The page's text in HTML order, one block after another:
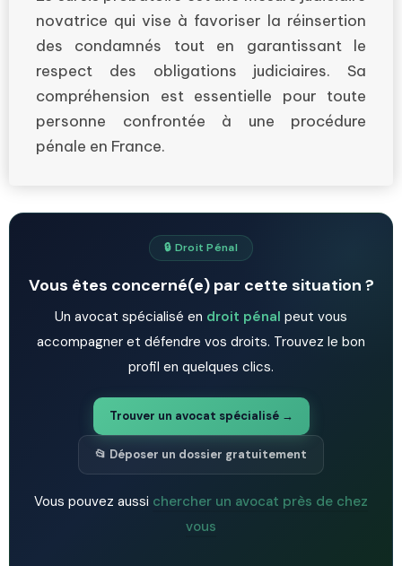
novatrice qui vise à favoriser la réinsertion
des condamnés tout en garantissant le
respect des obligations judiciaires. Sa
compréhension est essentielle pour toute
personne confrontée à une procédure
pénale en France.
🔒 Droit Pénal
Vous êtes concerné(e) par cette situation ?
Un avocat spécialisé en droit pénal peut vous
accompagner et défendre vos droits. Trouvez le bon
profil en quelques clics.
Trouver un avocat spécialisé →
📂 Déposer un dossier gratuitement
Vous pouvez aussi chercher un avocat près de chez
vous